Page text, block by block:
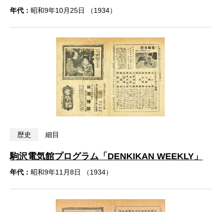
年代： 昭和9年10月25日 （1934）
歴史 細目
駒沢電気館プログラム「DENKIKAN WEEKLY」
年代： 昭和9年11月8日 （1934）